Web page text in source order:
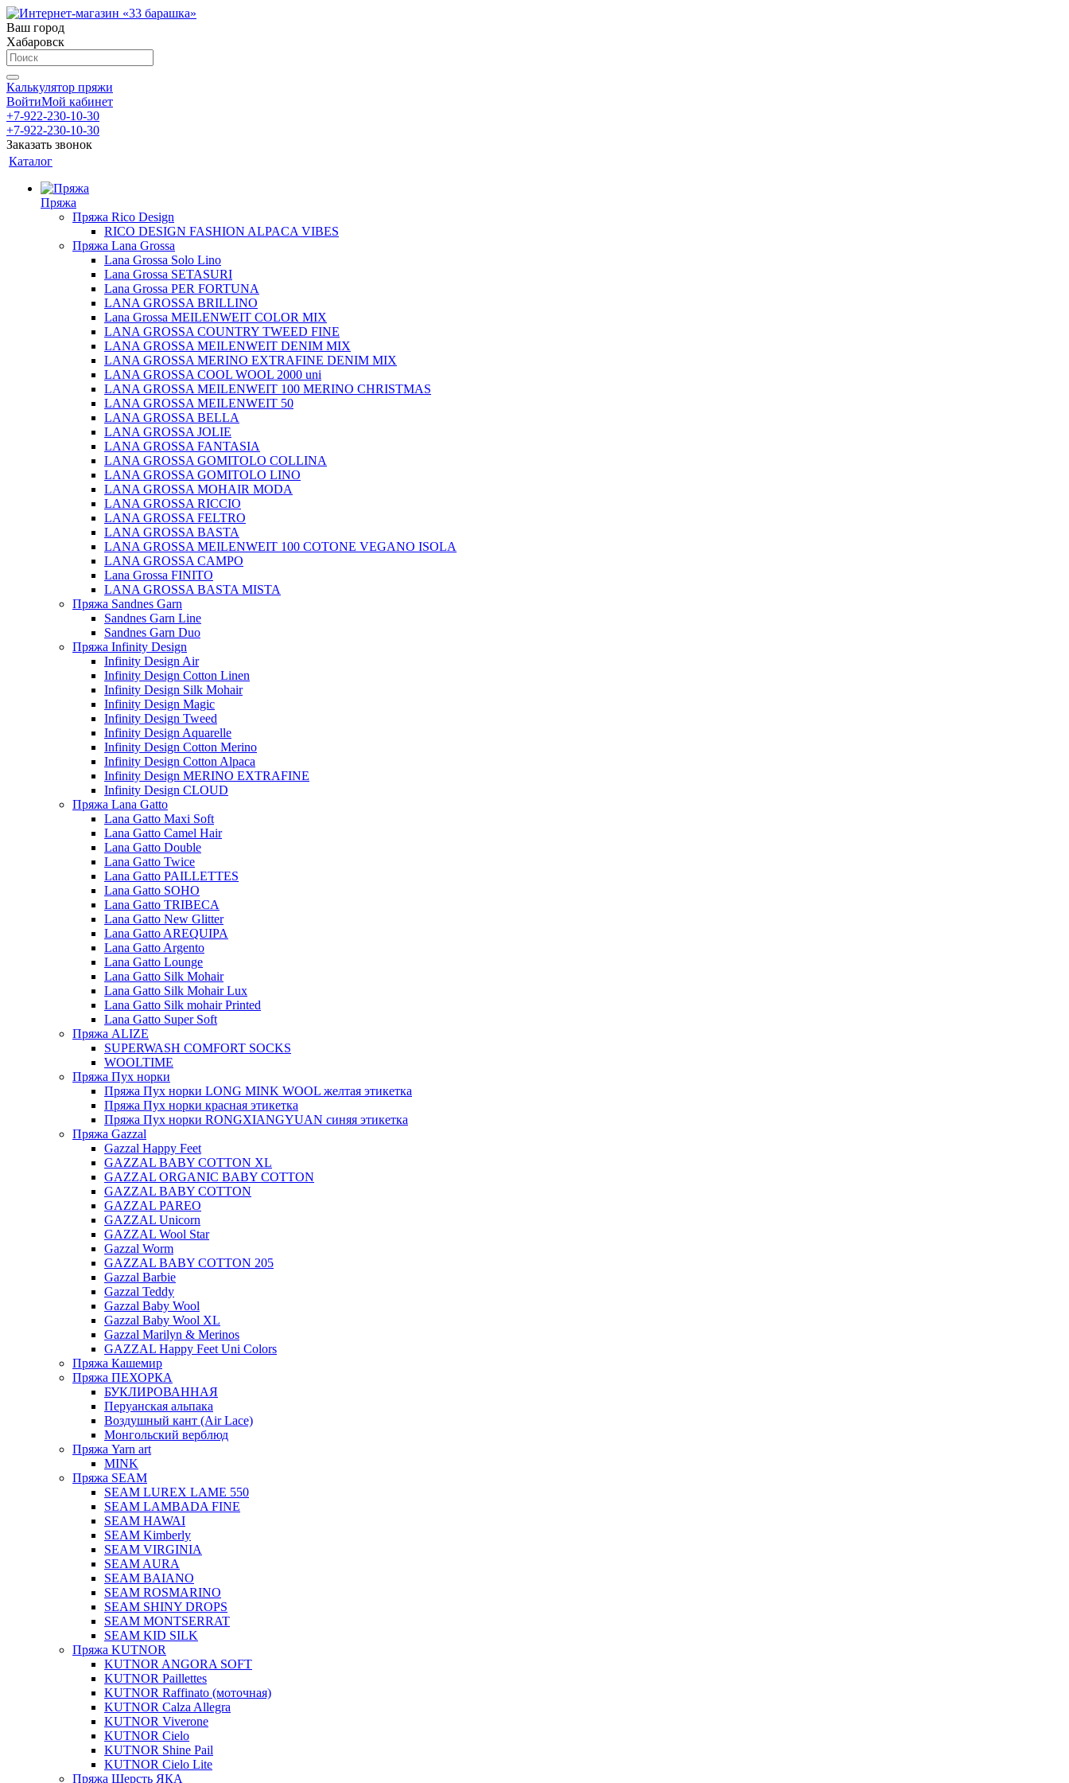
Ваш город
Хабаровск
Калькулятор пряжи
ВойтиМой кабинет
+7-922-230-10-30
+7-922-230-10-30
Заказать звонок
Каталог
Пряжа
Пряжа Rico Design
RICO DESIGN FASHION ALPACA VIBES
Пряжа Lana Grossa
Lana Grossa Solo Lino
Lana Grossa SETASURI
Lana Grossa PER FORTUNA
LANA GROSSA BRILLINO
Lana Grossa MEILENWEIT COLOR MIX
LANA GROSSA COUNTRY TWEED FINE
LANA GROSSA MEILENWEIT DENIM MIX
LANA GROSSA MERINO EXTRAFINE DENIM MIX
LANA GROSSA COOL WOOL 2000 uni
LANA GROSSA MEILENWEIT 100 MERINO CHRISTMAS
LANA GROSSA MEILENWEIT 50
LANA GROSSA BELLA
LANA GROSSA JOLIE
LANA GROSSA FANTASIA
LANA GROSSA GOMITOLO COLLINA
LANA GROSSA GOMITOLO LINO
LANA GROSSA MOHAIR MODA
LANA GROSSA RICCIO
LANA GROSSA FELTRO
LANA GROSSA BASTA
LANA GROSSA MEILENWEIT 100 COTONE VEGANO ISOLA
LANA GROSSA CAMPO
Lana Grossa FINITO
LANA GROSSA BASTA MISTA
Пряжа Sandnes Garn
Sandnes Garn Line
Sandnes Garn Duo
Пряжа Infinity Design
Infinity Design Air
Infinity Design Cotton Linen
Infinity Design Silk Mohair
Infinity Design Magic
Infinity Design Tweed
Infinity Design Aquarelle
Infinity Design Cotton Merino
Infinity Design Cotton Alpaca
Infinity Design MERINO EXTRAFINE
Infinity Design CLOUD
Пряжа Lana Gatto
Lana Gatto Maxi Soft
Lana Gatto Camel Hair
Lana Gatto Double
Lana Gatto Twice
Lana Gatto PAILLETTES
Lana Gatto SOHO
Lana Gatto TRIBECA
Lana Gatto New Glitter
Lana Gatto AREQUIPA
Lana Gatto Argento
Lana Gatto Lounge
Lana Gatto Silk Mohair
Lana Gatto Silk Mohair Lux
Lana Gatto Silk mohair Printed
Lana Gatto Super Soft
Пряжа ALIZE
SUPERWASH COMFORT SOCKS
WOOLTIME
Пряжа Пух норки
Пряжа Пух норки LONG MINK WOOL желтая этикетка
Пряжа Пух норки красная этикетка
Пряжа Пух норки RONGXIANGYUAN синяя этикетка
Пряжа Gazzal
Gazzal Happy Feet
GAZZAL BABY COTTON XL
GAZZAL ORGANIC BABY COTTON
GAZZAL BABY COTTON
GAZZAL PAREO
GAZZAL Unicorn
GAZZAL Wool Star
Gazzal Worm
GAZZAL BABY COTTON 205
Gazzal Barbie
Gazzal Teddy
Gazzal Baby Wool
Gazzal Baby Wool XL
Gazzal Marilyn & Merinos
GAZZAL Happy Feet Uni Colors
Пряжа Кашемир
Пряжа ПЕХОРКА
БУКЛИРОВАННАЯ
Перуанская альпака
Воздушный кант (Air Lace)
Монгольский верблюд
Пряжа Yarn art
MINK
Пряжа SEAM
SEAM LUREX LAME 550
SEAM LAMBADA FINE
SEAM HAWAI
SEAM Kimberly
SEAM VIRGINIA
SEAM AURA
SEAM BAIANO
SEAM ROSMARINO
SEAM SHINY DROPS
SEAM MONTSERRAT
SEAM KID SILK
Пряжа KUTNOR
KUTNOR ANGORA SOFT
KUTNOR Paillettes
KUTNOR Raffinato (моточная)
KUTNOR Calza Allegra
KUTNOR Viverone
KUTNOR Cielo
KUTNOR Shine Pail
KUTNOR Cielo Lite
Пряжа Шерсть ЯКА